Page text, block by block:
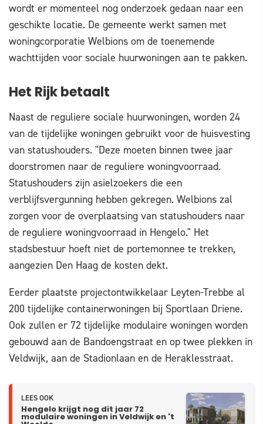
wordt er momenteel nog onderzoek gedaan naar een
geschikte locatie. De gemeente werkt samen met
woningcorporatie Welbions om de toenemende
wachttijden voor sociale huurwoningen aan te pakken.
Het Rijk betaalt
Naast de reguliere sociale huurwoningen, worden 24
van de tijdelijke woningen gebruikt voor de huisvesting
van statushouders. "Deze moeten binnen twee jaar
doorstromen naar de reguliere woningvoorraad.
Statushouders zijn asielzoekers die een
verblijfsvergunning hebben gekregen. Welbions zal
zorgen voor de overplaatsing van statushouders naar
de reguliere woningvoorraad in Hengelo." Het
stadsbestuur hoeft niet de portemonnee te trekken,
aangezien Den Haag de kosten dekt.
Eerder plaatste projectontwikkelaar Leyten-Trebbe al
200 tijdelijke containerwoningen bij Sportlaan Driene.
Ook zullen er 72 tijdelijke modulaire woningen worden
gebouwd aan de Bandoengstraat en op twee plekken in
Veldwijk, aan de Stadionlaan en de Heraklesstraat.
LEES OOK
Hengelo krijgt nog dit jaar 72
modulaire woningen in Veldwijk en 't